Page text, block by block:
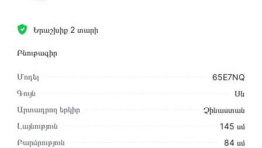
Երաշխիք 2 տարի
Բնութագիր
Մոդել
65E7NQ
Գույն
Սև
Արտադրող երկիր
Չինաստան
Լայնություն
145 սմ
Բարձրություն
84 սմ